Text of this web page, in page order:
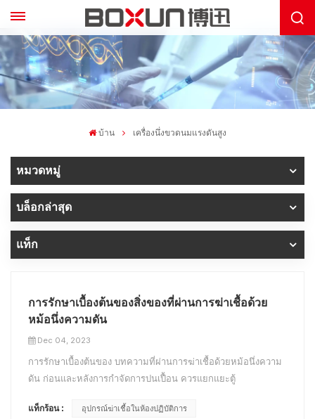
บ้าน เครื่องนึ่งขวดนมแรงดันสูง
หมวดหมู่
บล็อกล่าสุด
แท็ก
การรักษาเบื้องต้นของสิ่งของที่ผ่านการฆ่าเชื้อด้วย
หม้อนึ่งความดัน
Dec 04, 2023
การรักษาเบื้องต้นของ บทความที่ผ่านการฆ่าเชื้อด้วยหม้อนึ่งความ
ดัน ก่อนและหลังการกำจัดการปนเปื้อน ควรแยกแยะตู้
เครื่องหมายอย่างชัดเจนเพื่อป้องกันการติดเชื้อข้าม เครื่องมือแพทย์
แท็กร้อน : อุปกรณ์ฆ่าเชื้อในห้องปฏิบัติการ